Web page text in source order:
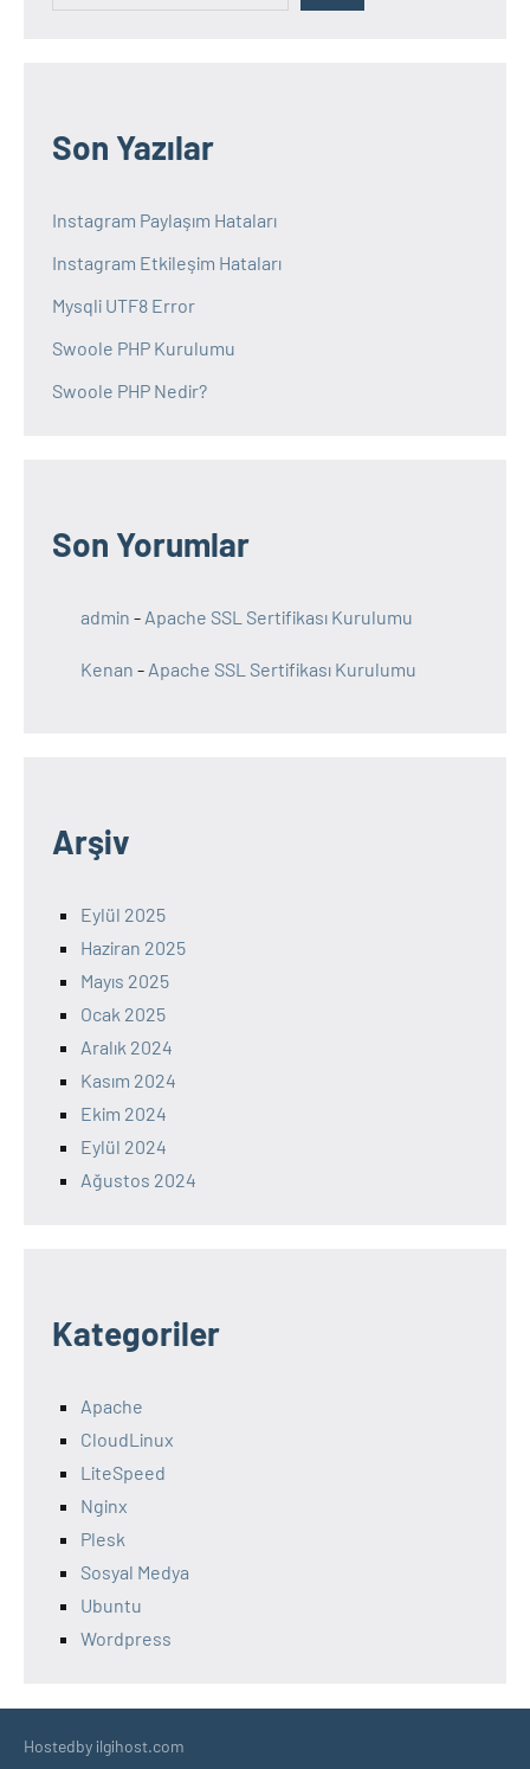
Son Yazılar
Instagram Paylaşım Hataları
Instagram Etkileşim Hataları
Mysqli UTF8 Error
Swoole PHP Kurulumu
Swoole PHP Nedir?
Son Yorumlar
admin - Apache SSL Sertifikası Kurulumu
Kenan - Apache SSL Sertifikası Kurulumu
Arşiv
Eylül 2025
Haziran 2025
Mayıs 2025
Ocak 2025
Aralık 2024
Kasım 2024
Ekim 2024
Eylül 2024
Ağustos 2024
Kategoriler
Apache
CloudLinux
LiteSpeed
Nginx
Plesk
Sosyal Medya
Ubuntu
Wordpress
Hostedby ilgihost.com